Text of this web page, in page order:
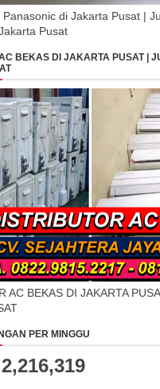
Panasonic di Jakarta Pusat |
Pusat
BEKAS DI JAKARTA PUSAT |
AC BEKAS DI JAKARTA
PER MINGGU
2,216,319